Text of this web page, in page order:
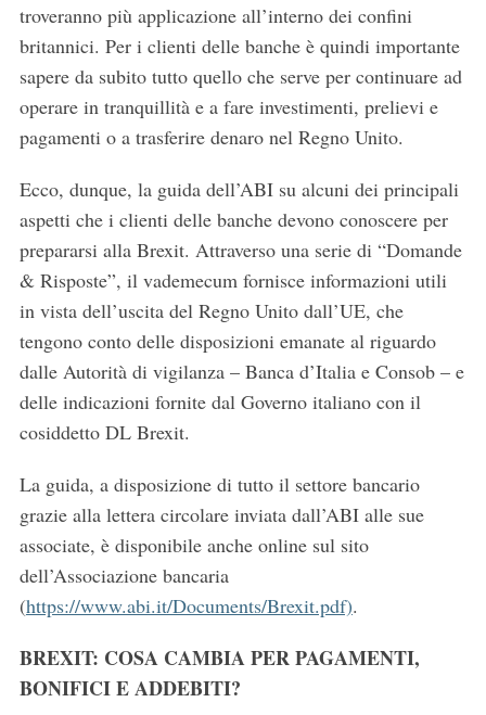
troveranno più applicazione all’interno dei confini
britannici. Per i clienti delle banche è quindi importante
sapere da subito tutto quello che serve per continuare ad
operare in tranquillità e a fare investimenti, prelievi e
pagamenti o a trasferire denaro nel Regno Unito.
Ecco, dunque, la guida dell’ABI su alcuni dei principali
aspetti che i clienti delle banche devono conoscere per
prepararsi alla Brexit. Attraverso una serie di “Domande
& Risposte”, il vademecum fornisce informazioni utili
in vista dell’uscita del Regno Unito dall’UE, che
tengono conto delle disposizioni emanate al riguardo
dalle Autorità di vigilanza – Banca d’Italia e Consob – e
delle indicazioni fornite dal Governo italiano con il
cosiddetto DL Brexit.
La guida, a disposizione di tutto il settore bancario
grazie alla lettera circolare inviata dall’ABI alle sue
associate, è disponibile anche online sul sito
dell’Associazione bancaria
(https://www.abi.it/Documents/Brexit.pdf).
BREXIT: COSA CAMBIA PER PAGAMENTI,
BONIFICI E ADDEBITI?